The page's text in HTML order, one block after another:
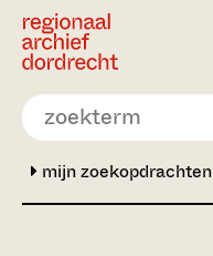
Ga direct naar de inhoud
mijn zoekopdrachten